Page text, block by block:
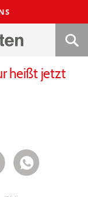
heißt jetzt